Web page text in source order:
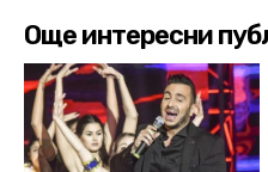
Още интересни